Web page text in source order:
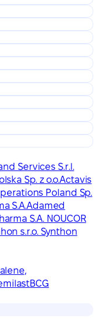
Services S.r.l.
Sp. z o.o.Actavis
Poland Sp.
S.A.Adamed
S.A. NOUCOR
s.r.o. Synthon
BCG